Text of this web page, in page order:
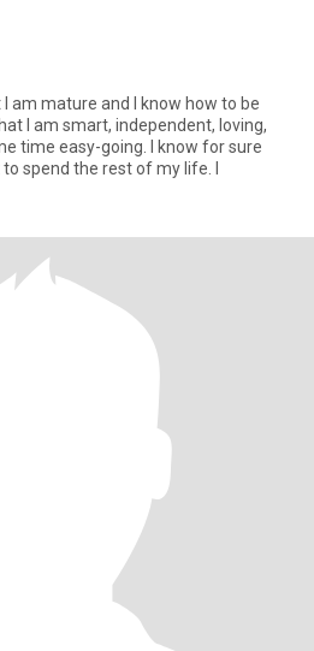
am mature and I know how to be
I am smart, independent, loving,
time easy-going. I know for sure
spend the rest of my life. I